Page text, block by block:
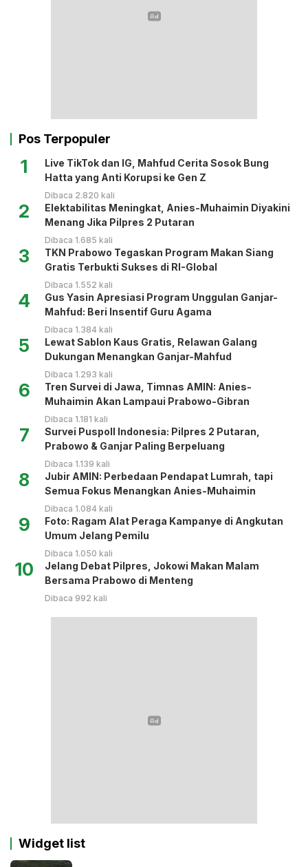
Pos Terpopuler
1
Live TikTok dan IG, Mahfud Cerita Sosok Bung
Hatta yang Anti Korupsi ke Gen Z
Dibaca 2.820 kali
2
Elektabilitas Meningkat, Anies-Muhaimin Diyakini
Menang Jika Pilpres 2 Putaran
Dibaca 1.685 kali
3
TKN Prabowo Tegaskan Program Makan Siang
Gratis Terbukti Sukses di RI-Global
Dibaca 1.552 kali
4
Gus Yasin Apresiasi Program Unggulan Ganjar-
Mahfud: Beri Insentif Guru Agama
Dibaca 1.384 kali
5
Lewat Sablon Kaus Gratis, Relawan Galang
Dukungan Menangkan Ganjar-Mahfud
Dibaca 1.293 kali
6
Tren Survei di Jawa, Timnas AMIN: Anies-
Muhaimin Akan Lampaui Prabowo-Gibran
Dibaca 1.181 kali
7
Survei Puspoll Indonesia: Pilpres 2 Putaran,
Prabowo & Ganjar Paling Berpeluang
Dibaca 1.139 kali
8
Jubir AMIN: Perbedaan Pendapat Lumrah, tapi
Semua Fokus Menangkan Anies-Muhaimin
Dibaca 1.084 kali
9
Foto: Ragam Alat Peraga Kampanye di Angkutan
Umum Jelang Pemilu
Dibaca 1.050 kali
10
Jelang Debat Pilpres, Jokowi Makan Malam
Bersama Prabowo di Menteng
Dibaca 992 kali
Widget list